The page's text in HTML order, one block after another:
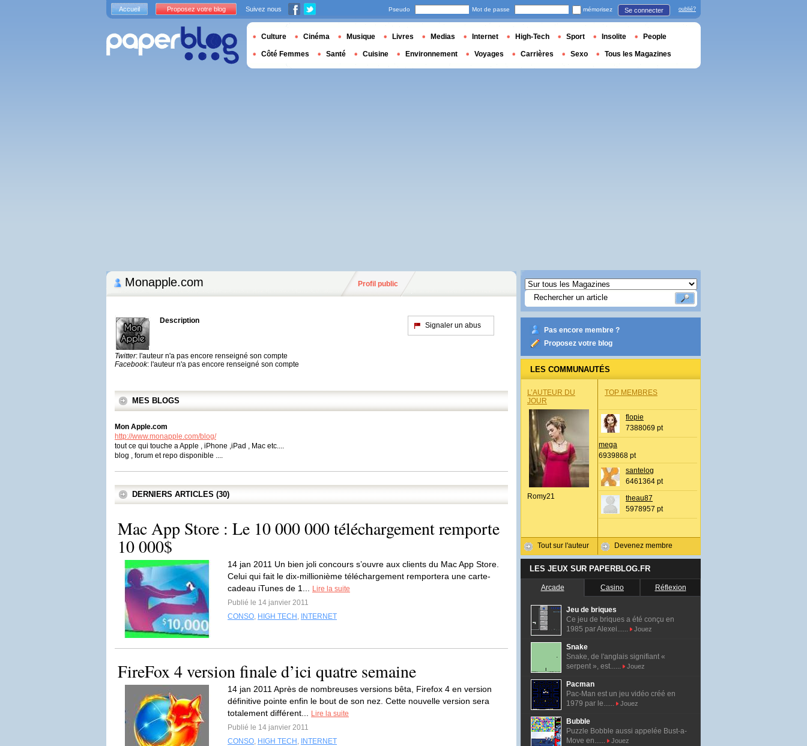
Monapple.com Profil public
Description
Twitter: l'auteur n'a pas encore renseigné son compte
Facebook: l'auteur n'a pas encore renseigné son compte
Signaler un abus
MES BLOGS
Mon Apple.com
http://www.monapple.com/blog/
tout ce qui touche a Apple , iPhone ,iPad , Mac etc....
blog , forum et repo disponible ....
DERNIERS ARTICLES (30)
Mac App Store : Le 10 000 000 téléchargement remporte
10 000$
14 jan 2011 Un bien joli concours s’ouvre aux clients du Mac App Store.
Celui qui fait le dix-millionième téléchargement remportera une carte-
cadeau iTunes de 1...
Lire la suite
Publié le 14 janvier 2011
CONSO, HIGH TECH , INTERNET
FireFox 4 version finale d’ici quatre semaine
14 jan 2011 Après de nombreuses versions bêta, Firefox 4 en version
définitive pointe enfin le bout de son nez. Cette nouvelle version sera
totalement différent...
Lire la suite
Publié le 14 janvier 2011
CONSO, HIGH TECH , INTERNET
Pas encore membre ?
Proposez votre blog
LES COMMUNAUTÉS
L’AUTEUR DU
JOUR
Romy21
Tout sur l'auteur
TOP MEMBRES
flopie
7388069 pt
mega
6939868 pt
santelog
6461364 pt
theau87
5978957 pt
Devenez membre
LES JEUX SUR PAPERBLOG.FR
Arcade Casino Réflexion
Jeu de briques
Ce jeu de briques a été conçu en
1985 par Alexei......
Jouez
Snake
Snake, de l'anglais signifiant «
serpent », est......
Jouez
Pacman
Pac-Man est un jeu vidéo créé en
1979 par le......
Jouez
Bubble
Puzzle Bobble aussi appelée Bust-a-
Move en......
Jouez
Accueil Proposez votre blog Suivez nous Pseudo Mot de passe mémorisez Se connecter oublié?
Culture Cinéma Musique Livres Medias Internet High-Tech Sport Insolite People
Côté Femmes Santé Cuisine Environnement Voyages Carrières Sexo Tous les Magazines